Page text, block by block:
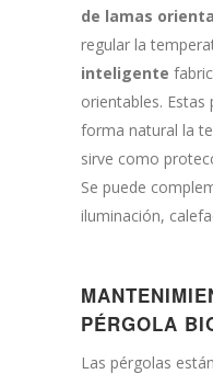
de lamas
regular la
inteligente
orientables. Estas
forma natural la
sirve como
Se puede
iluminación,
PÉRGOLA
Las pérgolas